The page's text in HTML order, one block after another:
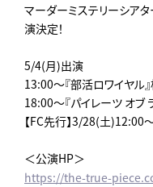
マーダーミステリーシアタ
演決定！
5/4(月)出演
13:00～『部活ロワイヤル
18:00～『パイレーツ オブ
【FC先行】3/28(土
＜公演HP＞
https://the-true-